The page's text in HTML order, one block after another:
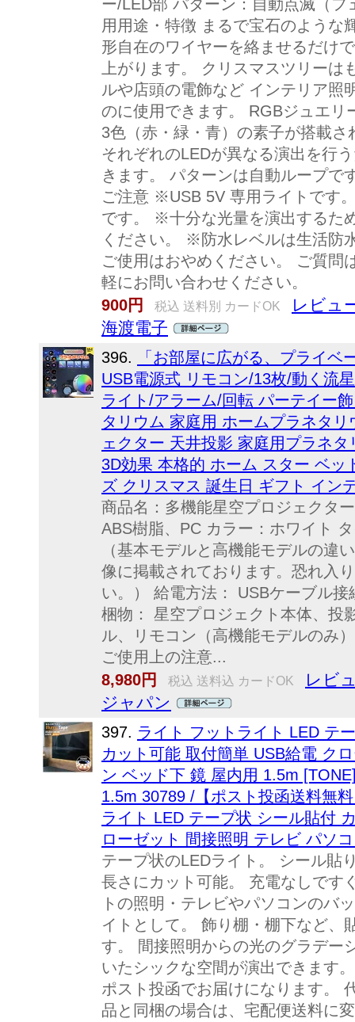
ー/LED部 パターン：自動点滅（
用用途・特徴 まるで宝石のような
形自在のワイヤーを絡ませるだけ
上がります。 クリスマスツリー
ルや店頭の電飾など インテリア照
のに使用できます。 RGBジュエ
3色（赤・緑・青）の素子が搭載
それぞれのLEDが異なる演出を行
きます。 パターンは自動ループで
ご注意 ※USB 5V 専用ライトです
です。 ※十分な光量を演出するた
ください。 ※防水レベルは生活防
ご使用はおやめください。 ご質問
軽にお問い合わせください。
900円
税込 送料別 カードOK
レビュ
海渡電子
396.
「お部屋に広がる、プライ
USB電源式 リモコン/13枚/動く流
ライト/アラーム/回転 パーテイー
タリウム 家庭用 ホームプラネタ
ェクター 天井投影 家庭用プラネ
3D効果 本格的 ホーム スター ベ
ズ クリスマス 誕生日 ギフト イン
商品名：多機能星空プロジェクタ
ABS樹脂、PC カラー：ホワイト
（基本モデルと高機能モデルの違
像に掲載されております。恐れ入
い。） 給電方法： USBケーブル
梱物： 星空プロジェクト本体、投
ル、リモコン（高機能モデルのみ
ご使用上の注意...
8,980円
税込 送料込 カードOK
レビ
ジャパン
397. ライト フットライト LED テ
カット可能 取付簡単 USB給電 ク
ン ベッド下 鏡 屋内用 1.5m
1.5m 30789 /【ポスト投函送料無
ライト LED テープ状 シール貼付
ローゼット 間接照明 テレビ パソ
テープ状のLEDライト。 シール貼
長さにカット可能。 充電なしです
トの照明・テレビやパソコンのバ
イトとして。 飾り棚・棚下など、
す。 間接照明からの光のグラデー
いたシックな空間が演出できます
ポスト投函でお届けになります。
品と同梱の場合は、宅配便送料に